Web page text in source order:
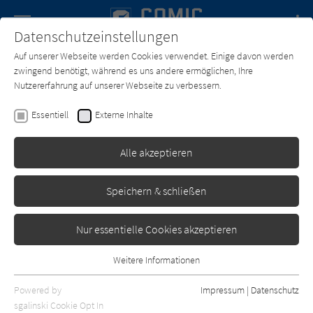
SUCHE Forum Charts Newsletter
Text: Brian Augustyn , Humberto Ramos
Ramos
Crimson Collection - Band 1
(von 2)
Erschienen: Oktober 2017 0
Datenschutzeinstellungen
Auf unserer Webseite werden Cookies verwendet. Einige davon werden
zwingend benötigt, während es uns andere ermöglichen, Ihre
Nutzererfahrung auf unserer Webseite zu verbessern.
Essentiell Externe Inhalte
Alle akzeptieren
Speichern & schließen
Nur essentielle Cookies akzeptieren
Essentielle Cookies werden für grundlegende Funktionen der
Webseite benötigt. Dadurch ist gewährleistet, dass die Webseite
Weitere Informationen
Powered by
sgalinski Cookie Opt In
Impressum | Datenschutz